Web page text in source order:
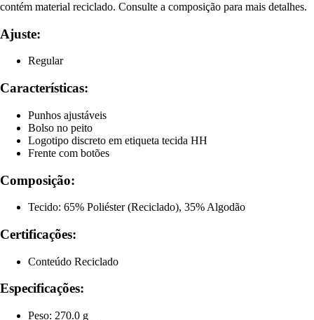
contém material reciclado. Consulte a composição para mais detalhes.
Ajuste:
Regular
Características:
Punhos ajustáveis
Bolso no peito
Logotipo discreto em etiqueta tecida HH
Frente com botões
Composição:
Tecido: 65% Poliéster (Reciclado), 35% Algodão
Certificações:
Conteúdo Reciclado
Especificações:
Peso: 270.0 g